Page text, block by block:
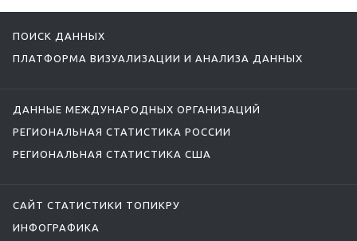
ПОИСК ДАННЫХ
ПЛАТФОРМА ВИЗУАЛИЗАЦИИ И АНАЛИЗА ДАННЫХ
ДАННЫЕ МЕЖДУНАРОДНЫХ ОРГАНИЗАЦИЙ
РЕГИОНАЛЬНАЯ СТАТИСТИКА РОССИИ
РЕГИОНАЛЬНАЯ СТАТИСТИКА США
САЙТ СТАТИСТИКИ ТОПИКРУ
ИНФОГРАФИКА